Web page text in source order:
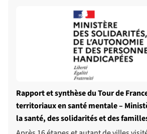
Rapport et synthèse du Tour de
territoriaux en santé mentale –
la santé, des solidarités et des